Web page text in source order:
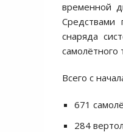
временной
Средствами
снаряда
самолётного
Всего с
671
284